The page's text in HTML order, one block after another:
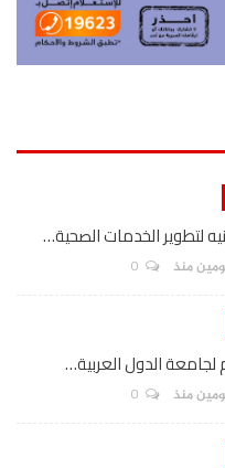
منذ
الدول العربية…
منذ